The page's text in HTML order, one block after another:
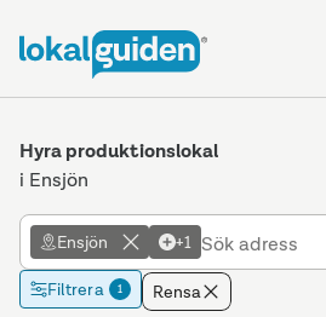
Hyra produktionslokal
i Ensjön
Ensjön +1
Filtrera 1 Rensa